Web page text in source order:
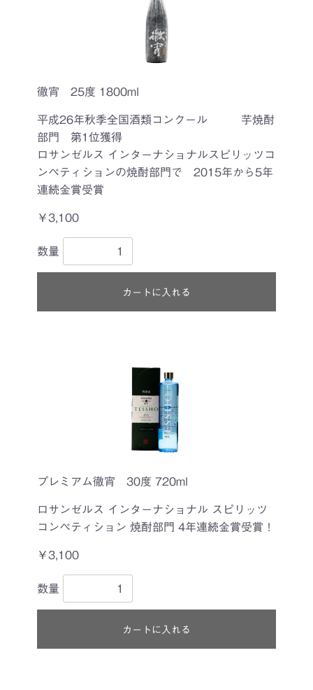
徹宵 25度 1800ml
平成26年秋季全国酒類コンクール 芋焼酎
部門 第1位獲得
ロサンゼルス インターナショナルスピリッツコ
ンペティションの焼酎部門で 2015年から5年
連続金賞受賞
￥3,100
数量
カートに入れる
プレミアム徹宵 30度 720ml
ロサンゼルス インターナショナル スピリッツ
コンペティション 焼酎部門 4年連続金賞受賞！
￥3,100
数量
カートに入れる